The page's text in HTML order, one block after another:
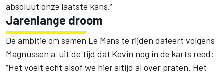
absoluut onze laatste kans.”
Jarenlange droom
De ambitie om samen Le Mans te rijden dateert volgens
Magnussen al uit de tijd dat Kevin nog in de karts reed:
“Het voelt echt alsof we hier altijd al over praten. Het